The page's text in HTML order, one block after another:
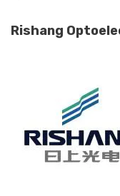
Rishang